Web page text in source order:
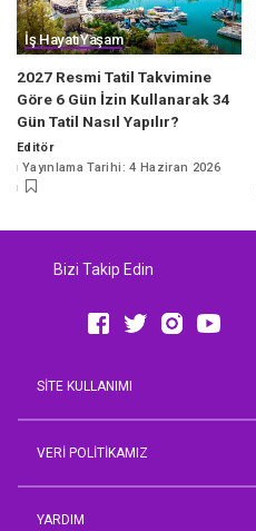
İş HayatıYaşam
2027 Resmi Tatil Takvimine
Göre 6 Gün İzin Kullanarak 34
Gün Tatil Nasıl Yapılır?
Posted
by
Editör
Yayınlama Tarihi: 4 Haziran 2026
Bizi Takip Edin
SİTE KULLANIMI
AVM Rehberi
VERİ POLİTİKAMIZ
Çalışan Aydınlatma Metni
YARDIM